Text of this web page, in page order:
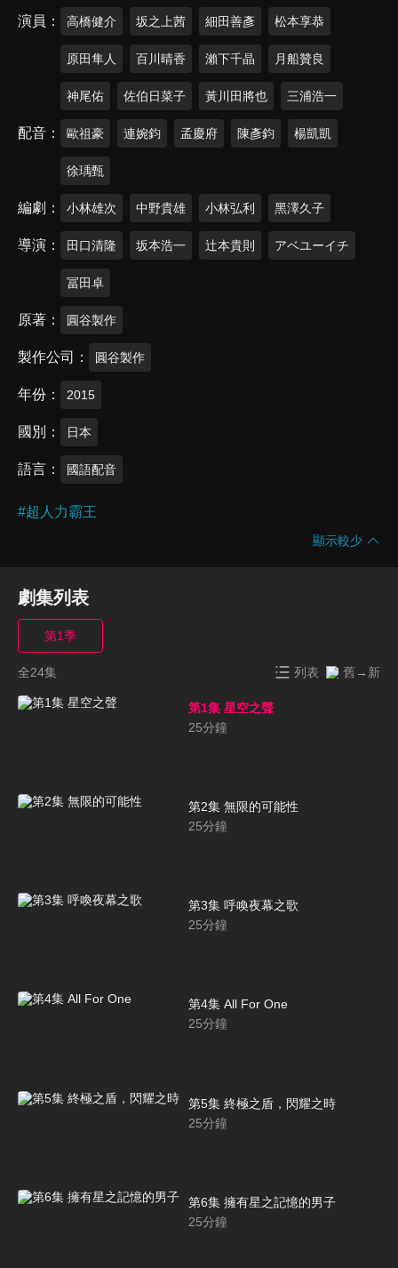
演員 高橋健介 坂之上茜 細田善彥 松本享恭
原田隼人 百川晴香 瀨下千晶 月船贊良
神尾佑 佐伯日菜子 黃川田將也 三浦浩一
配音 歐祖豪 連婉鈞 孟慶府 陳彥鈞 楊凱凱
徐瑀甄
編劇 小林雄次 中野貴雄 小林弘利 黑澤久子
導演 田口清隆 坂本浩一 辻本貴則 アベユーイチ
冨田卓
原著 圓谷製作
製作公司 圓谷製作
年份 2015
國別 日本
語言 國語配音
#超人力霸王
顯示較少
劇集列表
第1季
全24集 列表 舊→新
第1集 星空之聲
25分鐘
第2集 無限的可能性
25分鐘
第3集 呼喚夜幕之歌
25分鐘
第4集 All For One
25分鐘
第5集 終極之盾，閃耀之時
25分鐘
第6集 擁有星之記憶的男子
25分鐘